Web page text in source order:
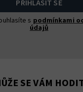
s podmínkami
údajů
SE VÁM